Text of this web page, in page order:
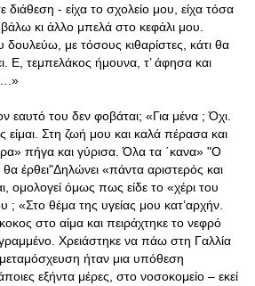
- είχα το σχολείο μου, είχα τόσα
κι άλλο μπελά στο κεφάλι μου.
δουλεύω, με τόσους κιθαρίστες, κάτι θα
Ε, τεμπελάκος ήμουνα, τ’ άφησα και
εαυτό του δεν φοβάται; «Για μένα ; Όχι.
Στη ζωή μου και καλά πέρασα και
πήγα και γύρισα. Όλα τα ΄κανα» "Ο
έρθει"Δηλώνει «πάντα αριστερός και
ομολογεί όμως πως είδε το «χέρι του
«Στο θέμα της υγείας μου κατ’αρχήν.
στο αίμα και πειράχτηκε το νεφρό
Χρειάστηκε να πάω στη Γαλλία
ήταν μια υπόθεση
εξήντα μέρες, στο νοσοκομείο – εκεί